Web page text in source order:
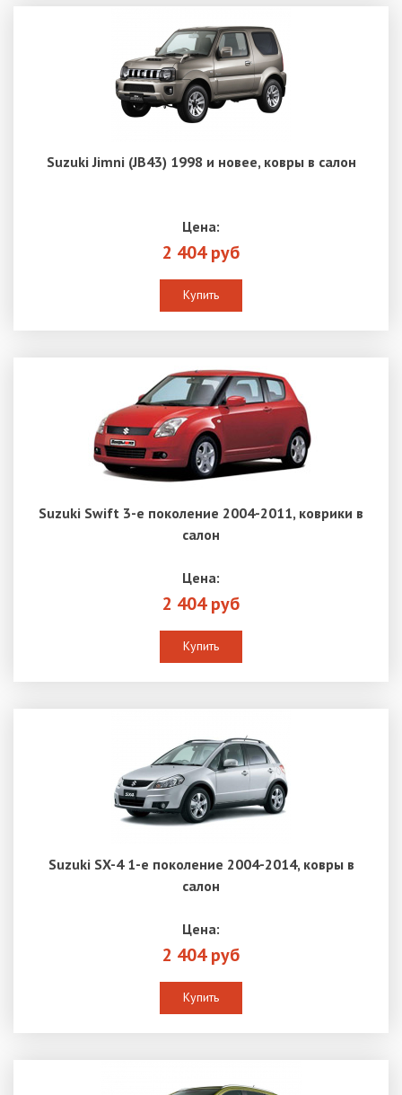
Suzuki Jimni (JB43) 1998 и новее, ковры в салон
Цена:
2 404 руб
Купить
Suzuki Swift 3-е поколение 2004-2011, коврики в
салон
Цена:
2 404 руб
Купить
Suzuki SX-4 1-е поколение 2004-2014, ковры в
салон
Цена:
2 404 руб
Купить